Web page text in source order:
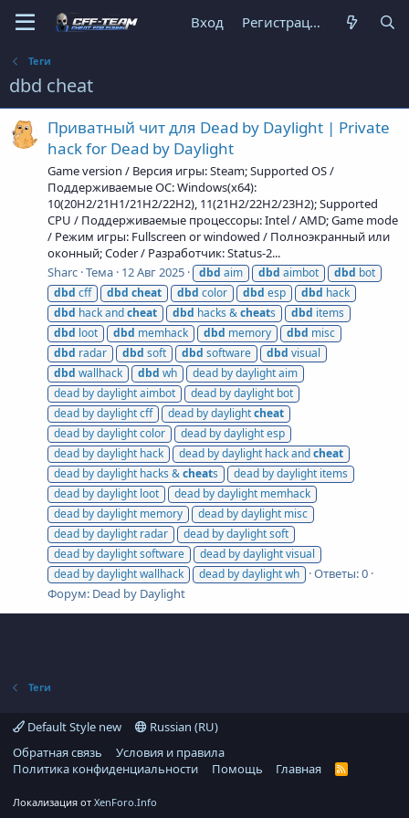
Вход Регистрация
Теги
dbd cheat
Приватный чит для Dead by Daylight | Private
hack for Dead by Daylight
Game version / Версия игры: Steam; Supported OS /
Поддерживаемые ОС: Windows(x64):
10(20H2/21H1/21H2/22H2), 11(21H2/22H2/23H2); Supported
CPU / Поддерживаемые процессоры: Intel / AMD; Game mode
/ Режим игры: Fullscreen or windowed / Полноэкранный или
оконный; Coder / Разработчик: Status-2...
Sharc Тема 12 Авг 2025 dbd aim dbd aimbot dbd bot
dbd cff dbd cheat dbd color dbd esp dbd hack
dbd hack andcheat dbd hacks &cheats dbd items
dbd loot dbd memhack dbd memory dbd misc
dbd radar dbd soft dbd software dbd visual
dbd wallhack dbd wh
dead by daylight aim
dead by daylight aimbot
dead by daylight bot
dead by daylight cff
dead by daylightcheat
dead by daylight color
dead by daylight esp
dead by daylight hack
dead by daylight hack andcheat
dead by daylight hacks &cheats
dead by daylight items
dead by daylight loot
dead by daylight memhack
dead by daylight memory
dead by daylight misc
dead by daylight radar
dead by daylight soft
dead by daylight software
dead by daylight visual
dead by daylight wallhack
dead by daylight wh
Ответы: 0
Форум: Dead by Daylight
Теги
Default Style new
Russian (RU)
Обратная связь
Условия и правила
Политика конфиденциальности
Помощь Главная
R
Локализация от XenForo.Info